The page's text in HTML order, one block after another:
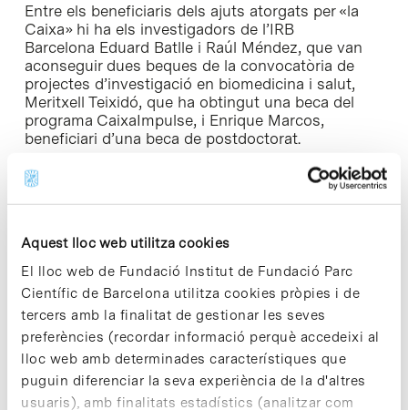
Aquest lloc web utilitza cookies
El lloc web de Fundació Institut de Fundació Parc
Científic de Barcelona utilitza cookies pròpies i de
tercers amb la finalitat de gestionar les seves
preferències (recordar informació perquè accedeixi al
lloc web amb determinades característiques que
puguin diferenciar la seva experiència de la d'altres
usuaris), amb finalitats estadístics (analitzar com
Entre els beneficiaris dels ajuts atorgats per «la
Caixa» hi ha els investigadors de l’IRB
Barcelona Eduard Batlle i Raúl Méndez, que van
aconseguir dues beques de la convocatòria de
projectes d’investigació en biomedicina i salut,
Meritxell Teixidó, que ha obtingut una beca del
programa CaixaImpulse, i Enrique Marcos,
beneficiari d’una beca de postdoctorat.
Eduard Batlle
pacients amb càncer colorectal metastàtic,
causant de la mort d’unes 700.000 persones cada
any. L’objectiu d’aquest projecte és descobrir com
les cèl·lules tumorals són capaces de modificar el
seu entorn per evitar l’acció del sistema immune i
permetre la regeneració del tumor.
L’investigador ICREARaúl Méndez, cap
del Laboratori de Control Translacional del Cicle
Cel·lular i Diferenciació, estudia com la resposta a